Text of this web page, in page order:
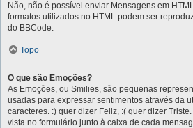
Não, não é possível enviar Mensagens em
formatos utilizados no HTML podem ser
do BBCode.
Topo
O que são Emoções?
As Emoções, ou Smilies, são pequenas
usadas para expressar sentimentos através da
caracteres. :) quer dizer Feliz, :( quer dizer
vista no formulário junto à caixa de cada